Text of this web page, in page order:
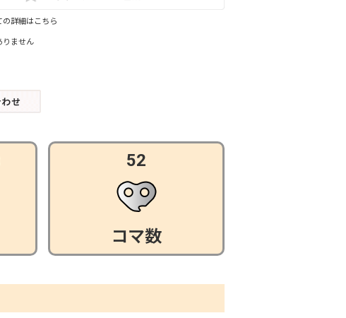
の詳細はこちら
りません
52
コマ数